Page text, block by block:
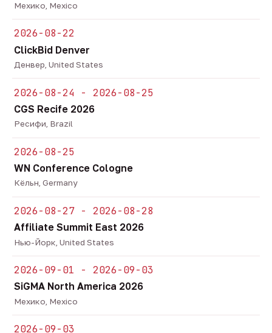
Мехико, Mexico
2026-08-22
ClickBid Denver
Денвер, United States
2026-08-24 - 2026-08-25
CGS Recife 2026
Ресифи, Brazil
2026-08-25
WN Conference Cologne
Кёльн, Germany
2026-08-27 - 2026-08-28
Affiliate Summit East 2026
Нью-Йорк, United States
2026-09-01 - 2026-09-03
SiGMA North America 2026
Мехико, Mexico
2026-09-03